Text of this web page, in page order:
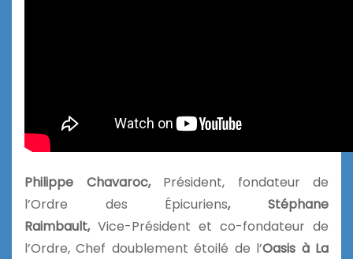
Philippe Chavaroc, Président, fondateur de
l’Ordre des Épicuriens, Stéphane
Raimbault, Vice-Président et co-fondateur de
l’Ordre, Chef doublement étoilé de l’Oasis à La